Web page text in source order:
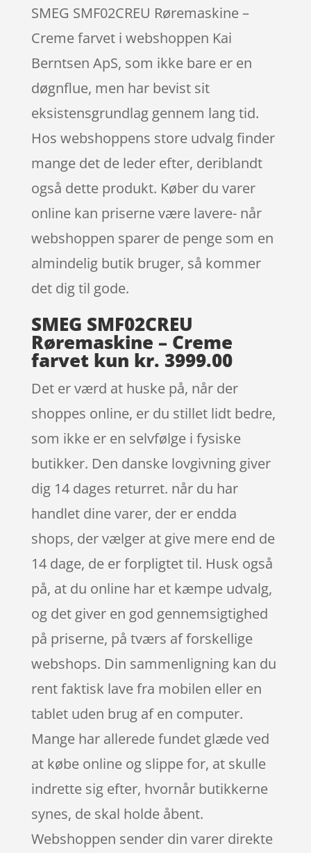
SMEG SMF02CREU Røremaskine –
Creme farvet i webshoppen Kai
Berntsen ApS, som ikke bare er en
døgnflue, men har bevist sit
eksistensgrundlag gennem lang tid.
Hos webshoppens store udvalg finder
mange det de leder efter, deriblandt
også dette produkt. Køber du varer
online kan priserne være lavere- når
webshoppen sparer de penge som en
almindelig butik bruger, så kommer
det dig til gode.
SMEG SMF02CREU
Røremaskine – Creme
farvet kun kr. 3999.00
Det er værd at huske på, når der
shoppes online, er du stillet lidt bedre,
som ikke er en selvfølge i fysiske
butikker. Den danske lovgivning giver
dig 14 dages returret. når du har
handlet dine varer, der er endda
shops, der vælger at give mere end de
14 dage, de er forpligtet til. Husk også
på, at du online har et kæmpe udvalg,
og det giver en god gennemsigtighed
på priserne, på tværs af forskellige
webshops. Din sammenligning kan du
rent faktisk lave fra mobilen eller en
tablet uden brug af en computer.
Mange har allerede fundet glæde ved
at købe online og slippe for, at skulle
indrette sig efter, hvornår butikkerne
synes, de skal holde åbent.
Webshoppen sender din varer direkte